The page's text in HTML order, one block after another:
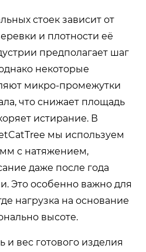
стоек зависит от
и плотности её
предполагает шаг
некоторые
микро-промежутки
что снижает площадь
истирание. В
мы используем
с натяжением,
даже после года
Это особенно важно для
нагрузка на основание
высоте.
и вес готового изделия